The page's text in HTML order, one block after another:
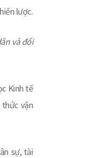
lược.
và đổi
Kinh tế
vận
sự, tài